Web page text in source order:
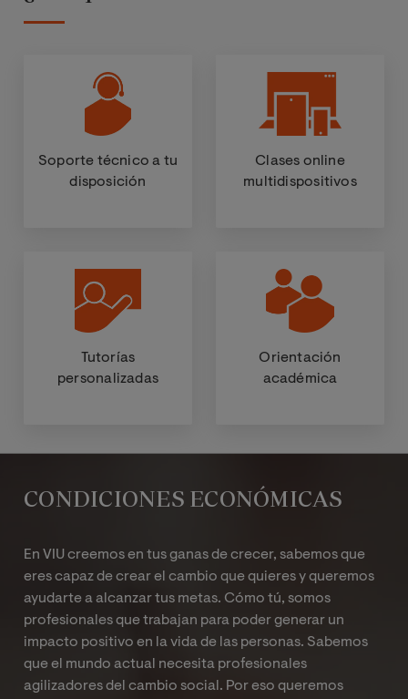
Soporte técnico a tu
disposición
Clases online
multidispositivos
Tutorías
personalizadas
Orientación
académica
CONDICIONES ECONÓMICAS
En VIU creemos en tus ganas de crecer, sabemos que
eres capaz de crear el cambio que quieres y queremos
ayudarte a alcanzar tus metas. Cómo tú, somos
profesionales que trabajan para poder generar un
impacto positivo en la vida de las personas. Sabemos
que el mundo actual necesita profesionales
agilizadores del cambio social. Por eso queremos